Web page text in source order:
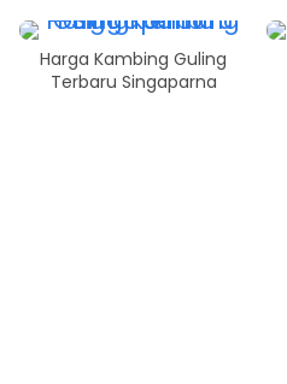
Harga Kambing Guling
Terbaru Singaparna